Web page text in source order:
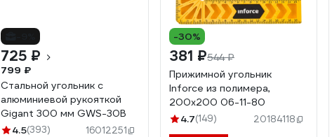
725 ₽
799 ₽
Стальной угольник с
алюминиевой рукояткой
Gigant 300 мм GWS-30B
4.5(393) 16012251
-30%
381 ₽544 ₽
Прижимной угольник
Inforce из полимера,
200х200 06-11-80
4.7(149) 20184118